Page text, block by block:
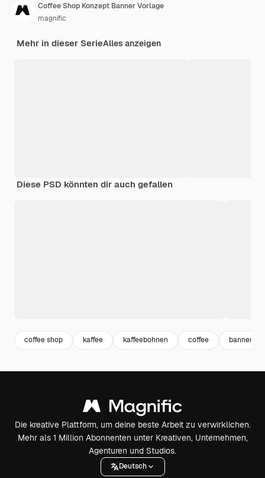
Coffee Shop Konzept Banner Vorlage
magnific
Mehr in dieser SerieAlles anzeigen
Diese PSD könnten dir auch gefallen
coffee shop kaffee kaffeebohnen coffee banner
Die kreative Plattform, um deine beste Arbeit zu verwirklichen.
Mehr als 1 Million Abonnenten unter Kreativen, Unternehmen,
Agenturen und Studios.
Deutsch